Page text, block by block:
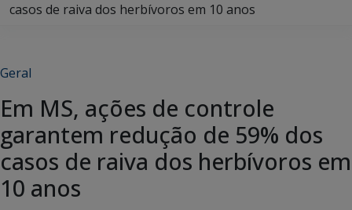
casos de raiva dos herbívoros em 10 anos
Geral
Em MS, ações de controle
garantem redução de 59% dos
casos de raiva dos herbívoros em
10 anos